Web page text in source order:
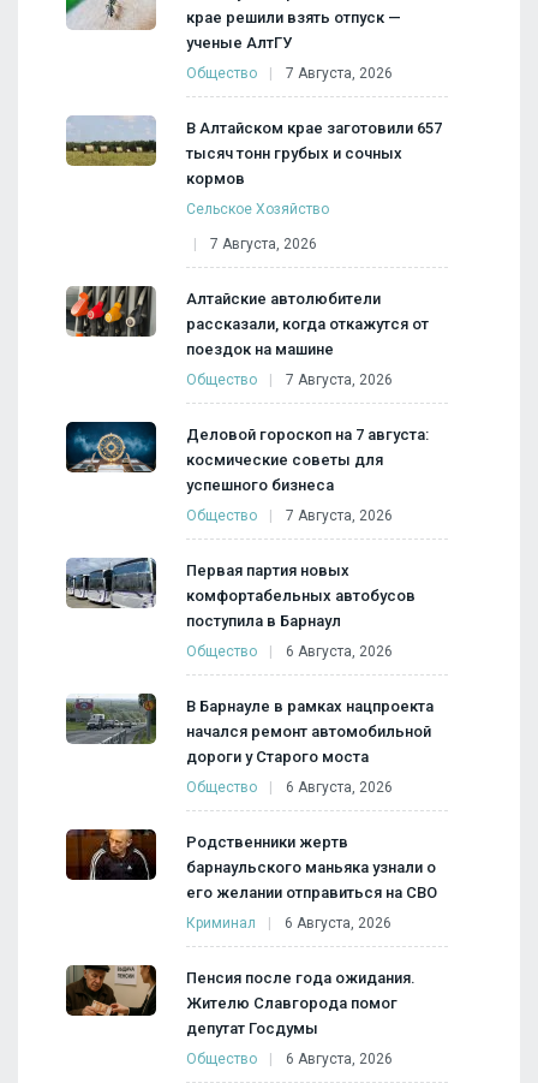
крае решили взять отпуск —
ученые АлтГУ
Общество 7 Августа, 2026
В Алтайском крае заготовили 657
тысяч тонн грубых и сочных
кормов
Сельское Хозяйство
7 Августа, 2026
Алтайские автолюбители
рассказали, когда откажутся от
поездок на машине
Общество 7 Августа, 2026
Деловой гороскоп на 7 августа:
космические советы для
успешного бизнеса
Общество 7 Августа, 2026
Первая партия новых
комфортабельных автобусов
поступила в Барнаул
Общество 6 Августа, 2026
В Барнауле в рамках нацпроекта
начался ремонт автомобильной
дороги у Старого моста
Общество 6 Августа, 2026
Родственники жертв
барнаульского маньяка узнали о
его желании отправиться на СВО
Криминал 6 Августа, 2026
Пенсия после года ожидания.
Жителю Славгорода помог
депутат Госдумы
Общество 6 Августа, 2026